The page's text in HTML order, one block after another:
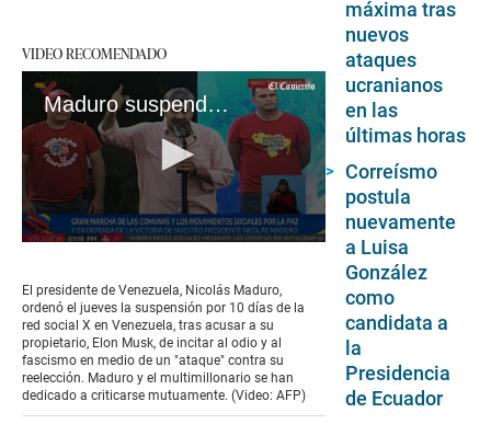
VIDEO RECOMENDADO
Maduro suspende la red social X en Venezuela por 10 días
of
1
minute,
43
seconds
El presidente de Venezuela, Nicolás Maduro,
ordenó el jueves la suspensión por 10 días de la
red social X en Venezuela, tras acusar a su
propietario, Elon Musk, de incitar al odio y al
fascismo en medio de un "ataque" contra su
reelección. Maduro y el multimillonario se han
dedicado a criticarse mutuamente. (Video: AFP)
máxima tras
nuevos
ataques
ucranianos
en las
últimas horas
Correísmo
postula
nuevamente
a Luisa
González
como
candidata a
la
Presidencia
de Ecuador